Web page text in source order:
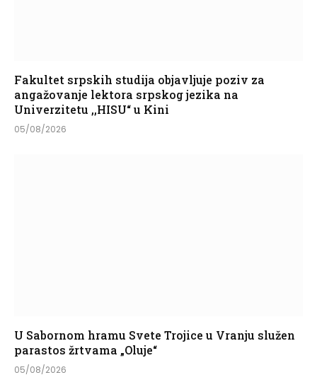
Fakultet srpskih studija objavljuje poziv za
angažovanje lektora srpskog jezika na
Univerzitetu ,,HISU“ u Kini
05/08/2026
U Sabornom hramu Svete Trojice u Vranju služen
parastos žrtvama „Oluje“
05/08/2026